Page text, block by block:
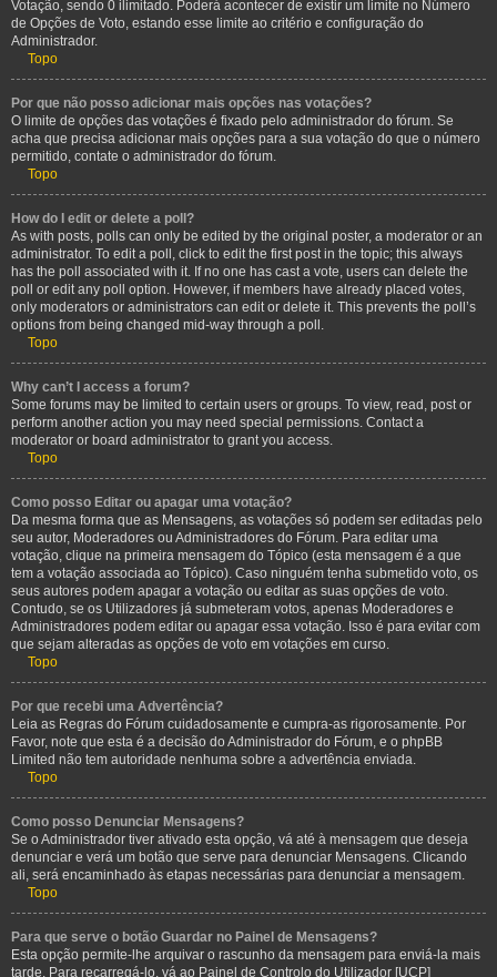
Votação, sendo 0 ilimitado. Poderá acontecer de existir um limite no Número
de Opções de Voto, estando esse limite ao critério e configuração do
Administrador.
Topo
Por que não posso adicionar mais opções nas votações?
O limite de opções das votações é fixado pelo administrador do fórum. Se
acha que precisa adicionar mais opções para a sua votação do que o número
permitido, contate o administrador do fórum.
Topo
How do I edit or delete a poll?
As with posts, polls can only be edited by the original poster, a moderator or an
administrator. To edit a poll, click to edit the first post in the topic; this always
has the poll associated with it. If no one has cast a vote, users can delete the
poll or edit any poll option. However, if members have already placed votes,
only moderators or administrators can edit or delete it. This prevents the poll’s
options from being changed mid-way through a poll.
Topo
Why can’t I access a forum?
Some forums may be limited to certain users or groups. To view, read, post or
perform another action you may need special permissions. Contact a
moderator or board administrator to grant you access.
Topo
Como posso Editar ou apagar uma votação?
Da mesma forma que as Mensagens, as votações só podem ser editadas pelo
seu autor, Moderadores ou Administradores do Fórum. Para editar uma
votação, clique na primeira mensagem do Tópico (esta mensagem é a que
tem a votação associada ao Tópico). Caso ninguém tenha submetido voto, os
seus autores podem apagar a votação ou editar as suas opções de voto.
Contudo, se os Utilizadores já submeteram votos, apenas Moderadores e
Administradores podem editar ou apagar essa votação. Isso é para evitar com
que sejam alteradas as opções de voto em votações em curso.
Topo
Por que recebi uma Advertência?
Leia as Regras do Fórum cuidadosamente e cumpra-as rigorosamente. Por
Favor, note que esta é a decisão do Administrador do Fórum, e o phpBB
Limited não tem autoridade nenhuma sobre a advertência enviada.
Topo
Como posso Denunciar Mensagens?
Se o Administrador tiver ativado esta opção, vá até à mensagem que deseja
denunciar e verá um botão que serve para denunciar Mensagens. Clicando
ali, será encaminhado às etapas necessárias para denunciar a mensagem.
Topo
Para que serve o botão Guardar no Painel de Mensagens?
Esta opção permite-lhe arquivar o rascunho da mensagem para enviá-la mais
tarde. Para recarregá-lo, vá ao Painel de Controlo do Utilizador [UCP]